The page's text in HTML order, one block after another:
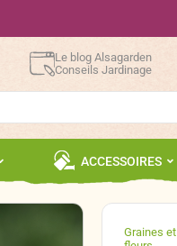
Le blog Alsagarden
Conseils Jardinage
ACCESSOIRES